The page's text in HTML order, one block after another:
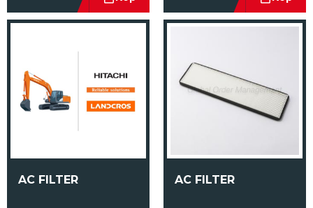
AC FILTER AC FILTER